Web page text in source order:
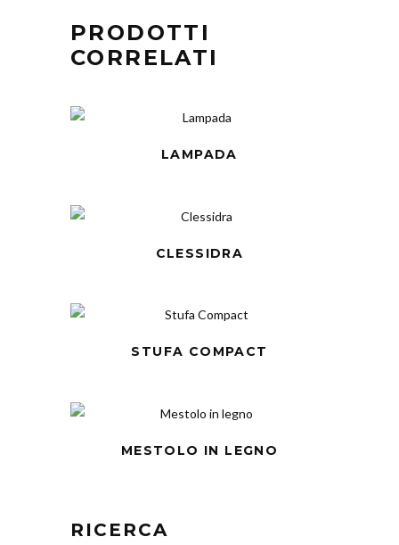
PRODOTTI
CORRELATI
LAMPADA
CLESSIDRA
STUFA COMPACT
MESTOLO IN LEGNO
RICERCA